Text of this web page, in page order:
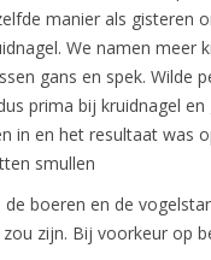
manier als gisteren
We namen meer
gans en spek. Wilde
prima bij kruidnagel
in en het resultaat was
smullen
boeren en de
zijn. Bij voorkeur op